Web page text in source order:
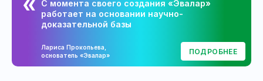
С момента своего создания «Эвалар»
работает на основании научно-
доказательной базы
Лариса Прокопьева,
основатель «Эвалар»
ПОДРОБНЕЕ